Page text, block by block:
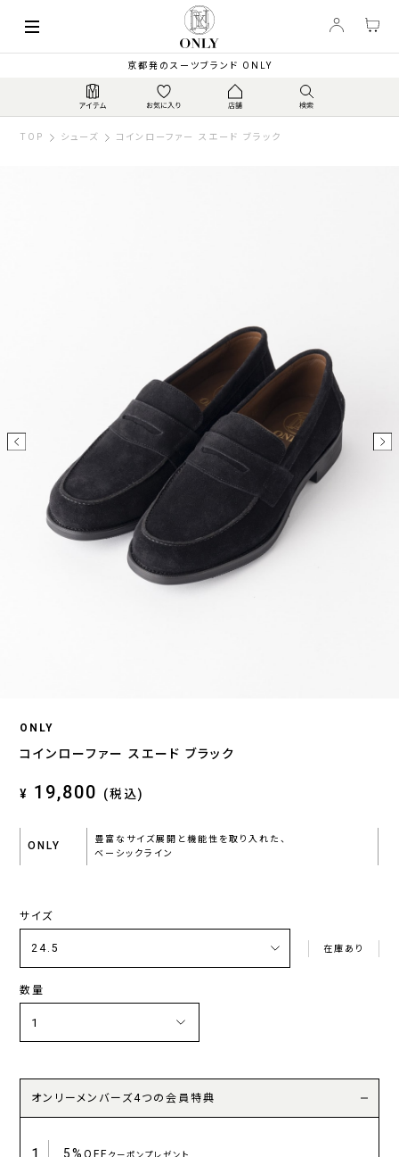
京都発のスーツブランド ONLY
TOP シューズ コインローファー スエード ブラック
ONLY
コインローファー スエード ブラック
¥ 19,800 (税込)
ONLY
豊富なサイズ展開と機能性を取り入れた、
ベーシックライン
サイズ
在庫あり
数量
オンリーメンバーズ4つの会員特典
5%